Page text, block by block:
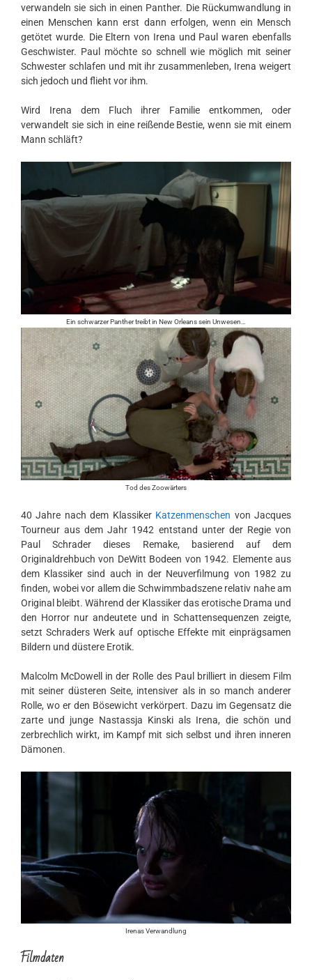
verwandeln sie sich in einen Panther. Die Rückumwandlung in
einen Menschen kann erst dann erfolgen, wenn ein Mensch
getötet wurde. Die Eltern von Irena und Paul waren ebenfalls
Geschwister. Paul möchte so schnell wie möglich mit seiner
Schwester schlafen und mit ihr zusammenleben, Irena weigert
sich jedoch und flieht vor ihm.
Wird Irena dem Fluch ihrer Familie entkommen, oder
verwandelt sie sich in eine reißende Bestie, wenn sie mit einem
Mann schläft?
Ein schwarzer Panther treibt in New Orleans sein Unwesen…
Tod des Zoowärters
40 Jahre nach dem Klassiker Katzenmenschen von Jacques
Tourneur aus dem Jahr 1942 entstand unter der Regie von
Paul Schrader dieses Remake, basierend auf dem
Originaldrehbuch von DeWitt Bodeen von 1942. Elemente aus
dem Klassiker sind auch in der Neuverfilmung von 1982 zu
finden, wobei vor allem die Schwimmbadszene relativ nahe am
Original bleibt. Während der Klassiker das erotische Drama und
den Horror nur andeutete und in Schattensequenzen zeigte,
setzt Schraders Werk auf optische Effekte mit einprägsamen
Bildern und düstere Erotik.
Malcolm McDowell in der Rolle des Paul brilliert in diesem Film
mit seiner düsteren Seite, intensiver als in so manch anderer
Rolle, wo er den Bösewicht verkörpert. Dazu im Gegensatz die
zarte und junge Nastassja Kinski als Irena, die schön und
zerbrechlich wirkt, im Kampf mit sich selbst und ihren inneren
Dämonen.
Irenas Verwandlung
Filmdaten